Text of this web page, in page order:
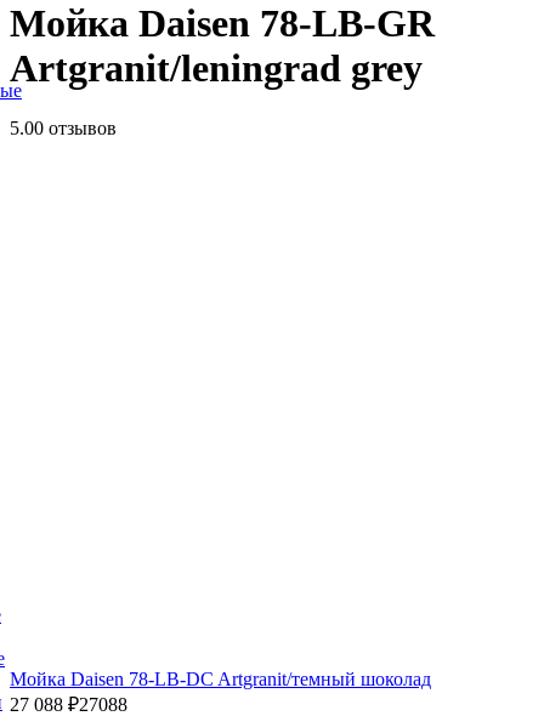
Мойка Daisen 78-LB-GR
Artgranit/leningrad grey
5.00 отзывов
Мойка Daisen 78-LB-DC Artgranit/темный шоколад
27 088 ₽27088